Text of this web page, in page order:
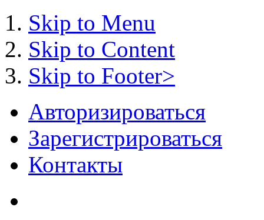
Skip to Menu
Skip to Content
Skip to Footer>
Авторизироваться
Зарегистрироваться
Контакты